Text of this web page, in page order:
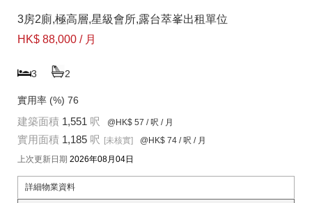
3房2廁,極高層,星級會所,露台萃峯出租單位
HK$ 88,000 / 月
3 2
實用率 (%) 76
建築面積 1,551 呎 @HK$ 57 / 呎 / 月
實用面積 1,185 呎 [未核實] @HK$ 74 / 呎 / 月
上次更新日期 2026年08月04日
詳細物業資料